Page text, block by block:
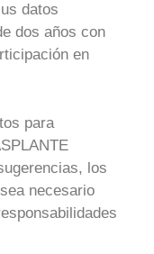
datos
dos años con
en
para
los
necesario